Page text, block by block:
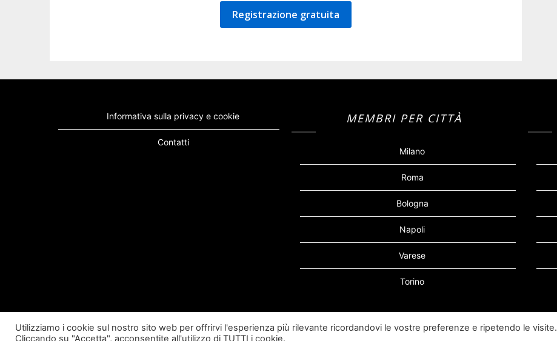
Registrazione gratuita
Informativa sulla privacy e cookie
Contatti
MEMBRI PER CITTÀ
Milano
Roma
Bologna
Napoli
Varese
Torino
Utilizziamo i cookie sul nostro sito web per offrirvi l'esperienza più rilevante ricordandovi le vostre preferenze e ripetendo le visite.
Cliccando su "Accetta", acconsentite all'utilizzo di TUTTI i cookie.